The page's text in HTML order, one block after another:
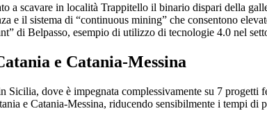
a scavare in località Trappitello il binario dispari della
e il sistema di “continuous mining” che consentono
di Belpasso, esempio di utilizzo di tecnologie 4.0 nel
e Catania-Messina
dove è impegnata complessivamente su 7
e Catania-Messina, riducendo sensibilmente i tempi di